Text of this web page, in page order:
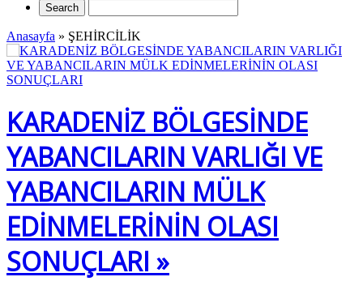
Anasayfa » ŞEHİRCİLİK
KARADENİZ BÖLGESİNDE
YABANCILARIN VARLIĞI VE
YABANCILARIN MÜLK
EDİNMELERİNİN OLASI
SONUÇLARI »